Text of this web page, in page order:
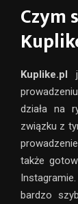
Czym
Kuplike.pl
działa na
związku z
także
bardzo